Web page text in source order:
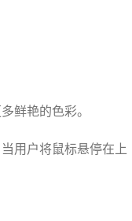
鲜艳的色彩。
用户将鼠标悬停在上